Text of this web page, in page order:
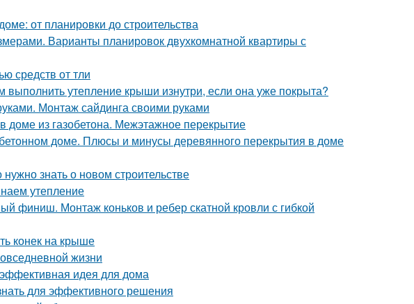
от планировки до строительства
Варианты планировок двухкомнатной квартиры с
средств от тли
выполнить утепление крыши изнутри, если она уже покрыта?
Монтаж сайдинга своими руками
доме из газобетона. Межэтажное перекрытие
доме. Плюсы и минусы деревянного перекрытия в доме
знать о новом строительстве
утепление
финиш. Монтаж коньков и ребер скатной кровли с гибкой
конек на крыше
жизни
идея для дома
для эффективного решения